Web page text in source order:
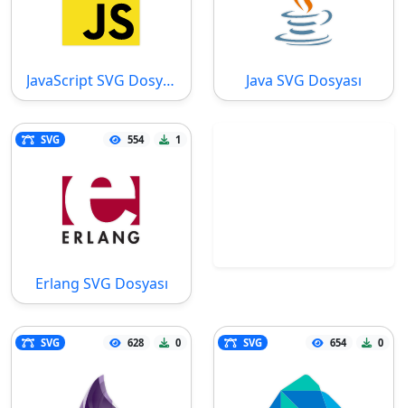
JavaScript SVG Dosyası Java SVG Dosyası
SVG 554 1
Erlang SVG Dosyası
SVG 628 0 SVG 654 0